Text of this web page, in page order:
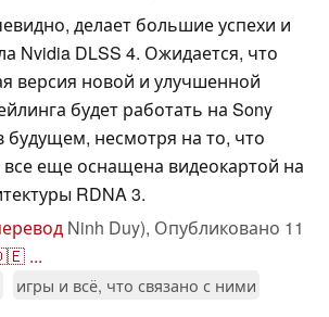
делает большие успехи и
Nvidia DLSS 4. Ожидается, что
версия новой и улучшенной
будет работать на Sony
будущем, несмотря на то, что
все еще оснащена видеокартой на
RDNA 3.
Ninh Duy), Опубликовано 11
...
игры и всё, что связано с ними